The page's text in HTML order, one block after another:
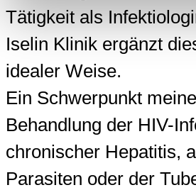
Tätigkeit als
Iselin Klinik ergänzt
idealer Weise.
Ein Schwerpunkt
Behandlung der HIV-
chronischer Hepatitis,
Parasiten oder der